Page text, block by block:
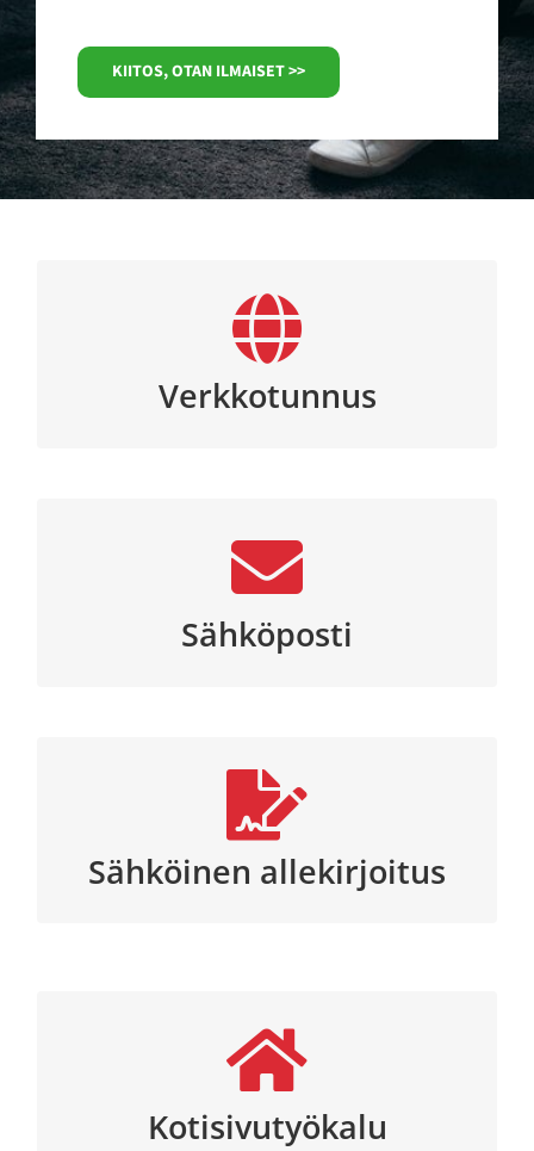
KIITOS, OTAN ILMAISET >>
Verkkotunnus
Yrittäjän Paketti FREE on ilmainen tuote ja se
sisältää verkkotunnuksen, eli yrityksen
Sähköposti
Yrittäjän Paketti FREE on ilmainen tuote ja se
sisältää sähköpostiosoitteen (esim.
Sähköinen allekirjoitus
SignHero Choose Lazy – nopea ja ilmainen
sähköinen allekirjoitus.
Kotisivutyökalu
Yrittäjän Paketti FREE on ilmainen tuote ja se
sisältää kotisivutilan sekä LiquidBlox-